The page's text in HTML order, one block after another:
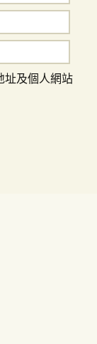
址及個人網站